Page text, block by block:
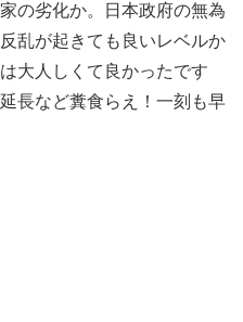
の劣化か。日本政府の無為
乱が起きても良いレベルか
大人しくて 良かったです
長など糞食らえ！ 一刻も早